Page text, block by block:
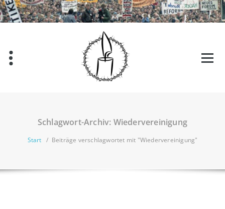
Zum
Inhalt
springen
Schlagwort-Archiv: Wiedervereinigung
Start / Beiträge verschlagwortet mit "Wiedervereinigung"